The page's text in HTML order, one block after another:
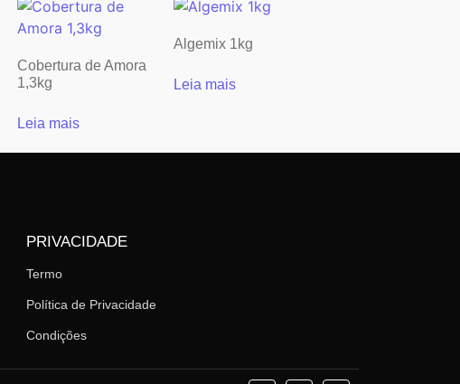
Cobertura de Amora
1,3kg
Leia mais
Algemix 1kg
Leia mais
PRIVACIDADE
Termo
Política de Privacidade
Condições